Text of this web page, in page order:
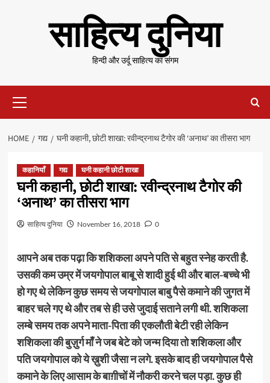
साहित्य दुनिया
हिन्दी और उर्दू साहित्य का संगम
Menu
HOME गद्य घनी कहानी, छोटी शाखा: रवीन्द्रनाथ टैगोर की ‘अनाथ’ का तीसरा भाग
कहानियाँ गद्य घनी कहानी छोटी शाखा
घनी कहानी, छोटी शाखा: रवीन्द्रनाथ टैगोर की
‘अनाथ’ का तीसरा भाग
साहित्य दुनिया November 16, 2018 0
आपने अब तक पढ़ा कि शशिकला अपने पति से बहुत स्नेह करती है.
उसकी कम उम्र में जयगोपाल बाबू से शादी हुई थी और बाल-बच्चे भी
हो गए थे लेकिन कुछ समय से जयगोपाल बाबु पैसे कमाने की जुगत में
बाहर चले गए थे और तब से ही उसे जुदाई सताने लगी थी. शशिकला
लम्बे समय तक अपने माता-पिता की एकलौती बेटी रही लेकिन
शशिकला की बुज़ुर्ग माँ ने जब बेटे को जन्म दिया तो शशिकला और
पति जयगोपाल को ये ख़ुशी जैसा न लगे. इसके बाद ही जयगोपाल पैसे
कमाने के लिए आसाम के बाग़ीचों में नौकरी करने चल पड़ा. कुछ ही